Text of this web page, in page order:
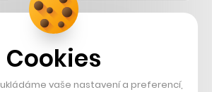
firma eMan kupuje
korun zpět svůj
Jablotronu
Cookies
vaše nastavení a preferencí,